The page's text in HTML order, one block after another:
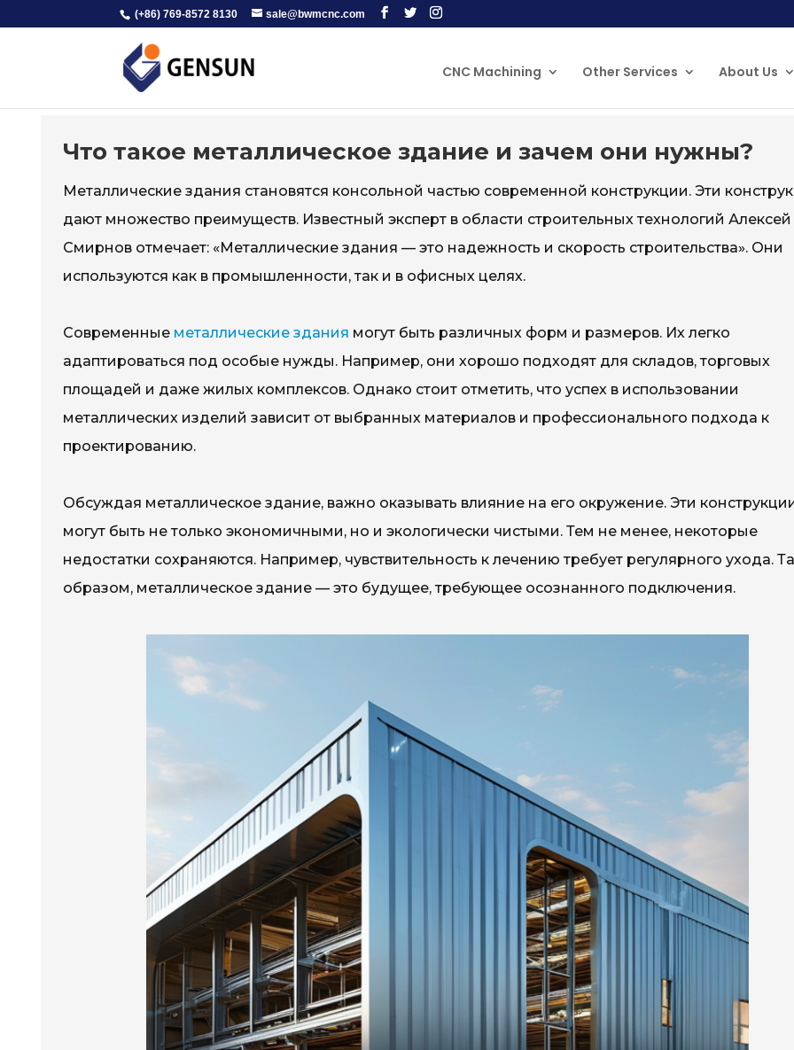
(+86) 769-8572 8130 sale@bwmcnc.com
CNC Machining Other Services About Us
Что такое металлическое здание и зачем они нужны?
Металлические здания становятся консольной частью современной конструкции. Эти
дают множество преимуществ. Известный эксперт в области строительных технологий Алексей
Смирнов отмечает: «Металлические здания — это надежность и скорость строительства». Они
используются как в промышленности, так и в офисных целях.
Современные металлические здания могут быть различных форм и размеров. Их легко
адаптироваться под особые нужды. Например, они хорошо подходят для складов, торговых
площадей и даже жилых комплексов. Однако стоит отметить, что успех в использовании
металлических изделий зависит от выбранных материалов и профессионального подхода к
проектированию.
Обсуждая металлическое здание, важно оказывать влияние на его окружение. Эти
могут быть не только экономичными, но и экологически чистыми. Тем не менее, некоторые
недостатки сохраняются. Например, чувствительность к лечению требует регулярного ухода.
образом, металлическое здание — это будущее, требующее осознанного подключения.